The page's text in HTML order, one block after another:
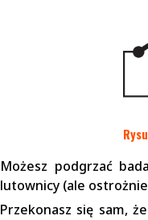
Możesz podgrzać
lutownicy (ale
Przekonasz się sam,